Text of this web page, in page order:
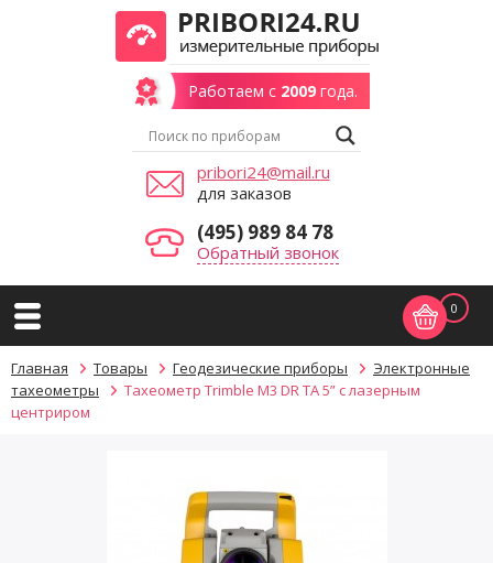
Работаем с 2009года.
pribori24@mail.ru
для заказов
(495) 989 84 78
Обратный звонок
0
Главная Товары Геодезические приборы
Электронные
тахеометры
Тахеометр Trimble M3 DR TA 5” с лазерным
центриром